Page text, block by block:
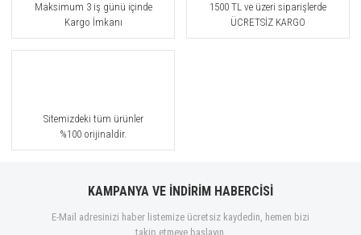
Maksimum 3 iş günü içinde
Kargo İmkanı
1500 TL ve üzeri siparişlerde
ÜCRETSİZ KARGO
Sitemizdeki tüm ürünler
%100 orijinaldir.
KAMPANYA VE İNDİRİM HABERCİSİ
E-Mail adresinizi haber listemize ücretsiz kaydedin, hemen bizi
takip etmeye başlayın.